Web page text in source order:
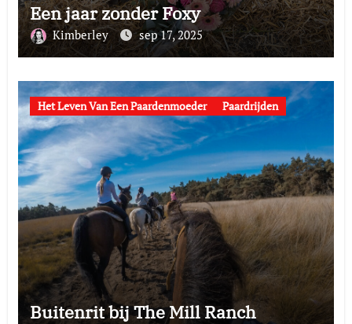
Een jaar zonder Foxy
Kimberley sep 17, 2025
Het Leven Van Een Paardenmoeder Paardrijden
Buitenrit bij The Mill Ranch